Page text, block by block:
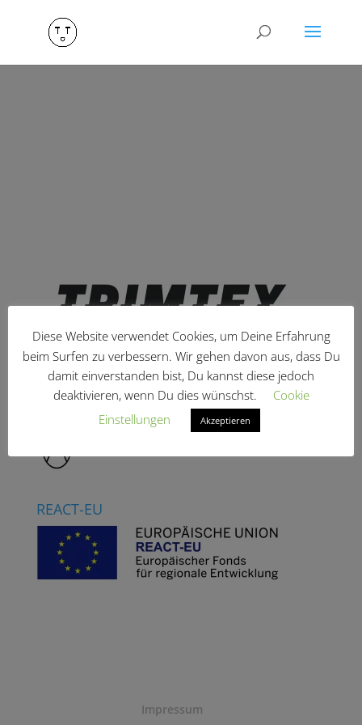
Adeline Morlon
REACT-EU
Impressum
Diese Website verwendet Cookies, um Deine Erfahrung
beim Surfen zu verbessern. Wir gehen davon aus, dass Du
damit einverstanden bist, Du kannst diese jedoch
deaktivieren, wenn Du dies wünschst.
Cookie
Einstellungen
Akzeptieren